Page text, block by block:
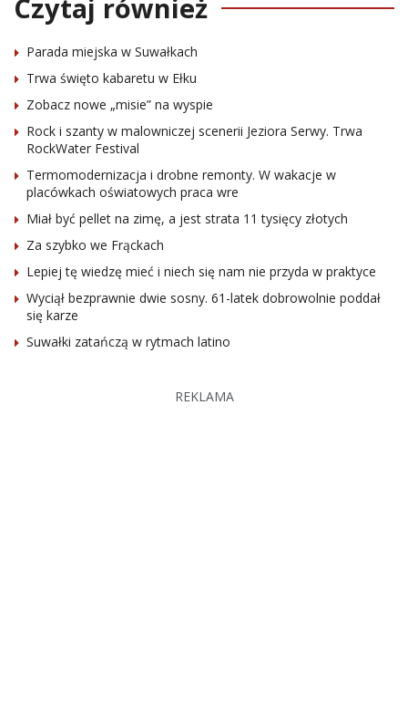
Czytaj również
Parada miejska w Suwałkach
Trwa święto kabaretu w Ełku
Zobacz nowe „misie” na wyspie
Rock i szanty w malowniczej scenerii Jeziora Serwy. Trwa
RockWater Festival
Termomodernizacja i drobne remonty. W wakacje w
placówkach oświatowych praca wre
Miał być pellet na zimę, a jest strata 11 tysięcy złotych
Za szybko we Frąckach
Lepiej tę wiedzę mieć i niech się nam nie przyda w praktyce
Wyciął bezprawnie dwie sosny. 61-latek dobrowolnie poddał
się karze
Suwałki zatańczą w rytmach latino
REKLAMA